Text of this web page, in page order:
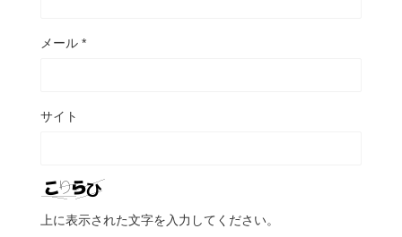
メール *
サイト
上に表示された文字を入力してください。